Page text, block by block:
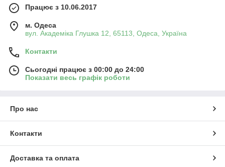
Працює з 10.06.2017
м. Одеса
вул. Академіка Глушка 12, 65113, Одеса, Україна
Контакти
Сьогодні працює з 00:00 до 24:00
Показати весь графік роботи
Про нас
Контакти
Доставка та оплата